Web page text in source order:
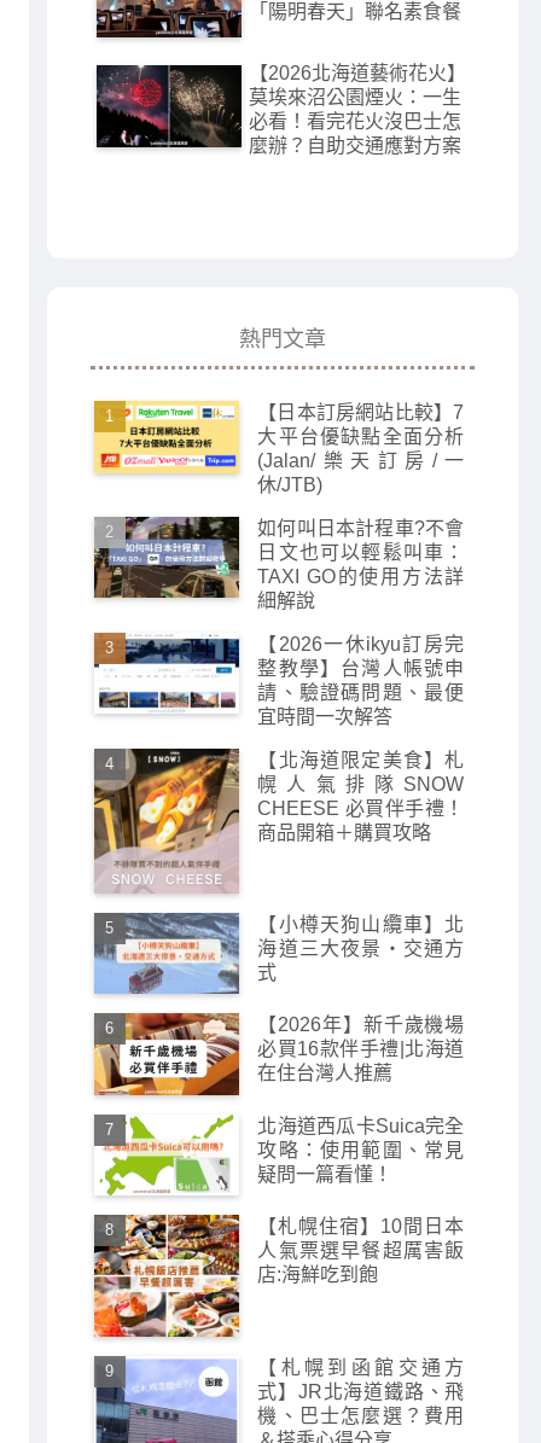
「陽明春天」聯名素食餐
【2026北海道藝術花火】
莫埃來沼公園煙火：一生
必看！看完花火沒巴士怎
麼辦？自助交通應對方案
熱門文章
【日本訂房網站比較】7
大平台優缺點全面分析
(Jalan/樂天訂房/一
休/JTB)
如何叫日本計程車?不會
日文也可以輕鬆叫車：
TAXI GO的使用方法詳
細解說
【2026一休ikyu訂房完
整教學】台灣人帳號申
請、驗證碼問題、最便
宜時間一次解答
【北海道限定美食】札
幌人氣排隊SNOW
CHEESE 必買伴手禮！
商品開箱＋購買攻略
【小樽天狗山纜車】北
海道三大夜景・交通方
式
【2026年】新千歲機場
必買16款伴手禮|北海道
在住台灣人推薦
北海道西瓜卡Suica完全
攻略：使用範圍、常見
疑問一篇看懂！
【札幌住宿】10間日本
人氣票選早餐超厲害飯
店:海鮮吃到飽
【札幌到函館交通方
式】JR北海道鐵路、飛
機、巴士怎麼選？費用